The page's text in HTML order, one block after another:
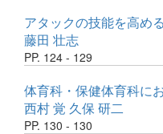
アタックの技能を高め
藤田 壮志
PP. 124 - 129
体育科・保健体育科に
西村 覚 久保 研二
PP. 130 - 130